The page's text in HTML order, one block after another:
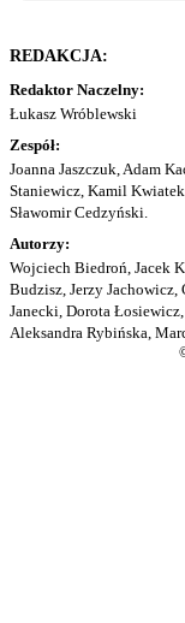
REDAKCJA:
Redaktor Naczelny:
Łukasz Wróblewski
Zespół:
Joanna Jaszczuk, Adam
Staniewicz, Kamil
Sławomir Cedzyński.
Autorzy:
Wojciech Biedroń, Jacek
Budzisz, Jerzy Jachowicz,
Janecki, Dorota
Aleksandra Rybińska,